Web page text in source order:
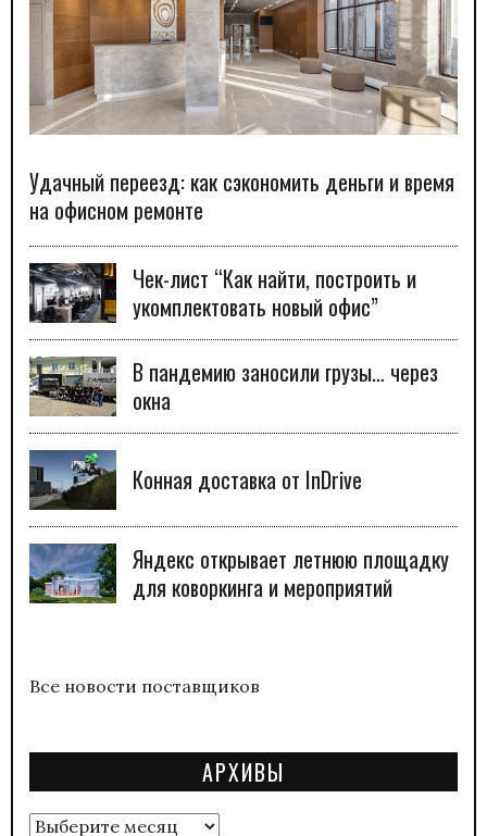
Удачный переезд: как сэкономить деньги и время
на офисном ремонте
Чек-лист “Как найти, построить и
укомплектовать новый офис”
В пандемию заносили грузы… через
окна
Конная доставка от InDrive
Яндекс открывает летнюю площадку
для коворкинга и мероприятий
Все новости поставщиков
АРХИВЫ
Архивы